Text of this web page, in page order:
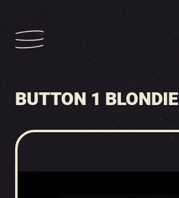
BUTTON 1 BLONDIE